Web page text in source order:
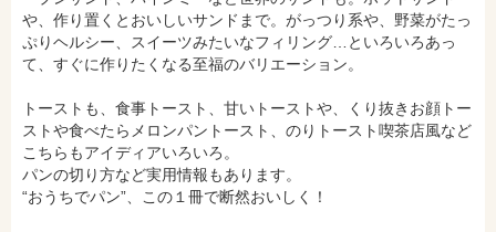
や、作り置くとおいしいサンドまで。がっつり系や、野菜がたっ
ぷりヘルシー、スイーツみたいなフィリング…といろいろあっ
て、すぐに作りたくなる至福のバリエーション。
トーストも、食事トースト、甘いトーストや、くり抜きお顔トー
ストや食べたらメロンパントースト、のりトースト喫茶店風など
こちらもアイディアいろいろ。
パンの切り方など実用情報もあります。
“おうちでパン”、この１冊で断然おいしく！
hontoで購入 ヨドバシ.comで購入